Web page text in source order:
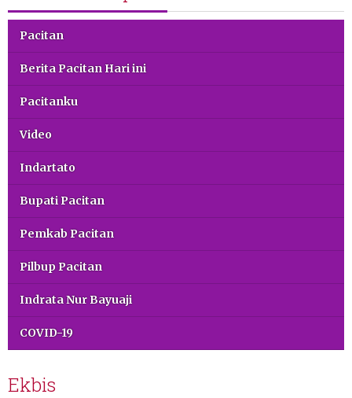
Pacitan
Berita Pacitan Hari ini
Pacitanku
Video
Indartato
Bupati Pacitan
Pemkab Pacitan
Pilbup Pacitan
Indrata Nur Bayuaji
COVID-19
Ekbis